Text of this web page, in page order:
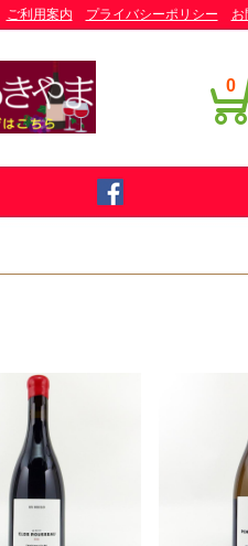
0
ご利用案内 プライバシーポリシー お